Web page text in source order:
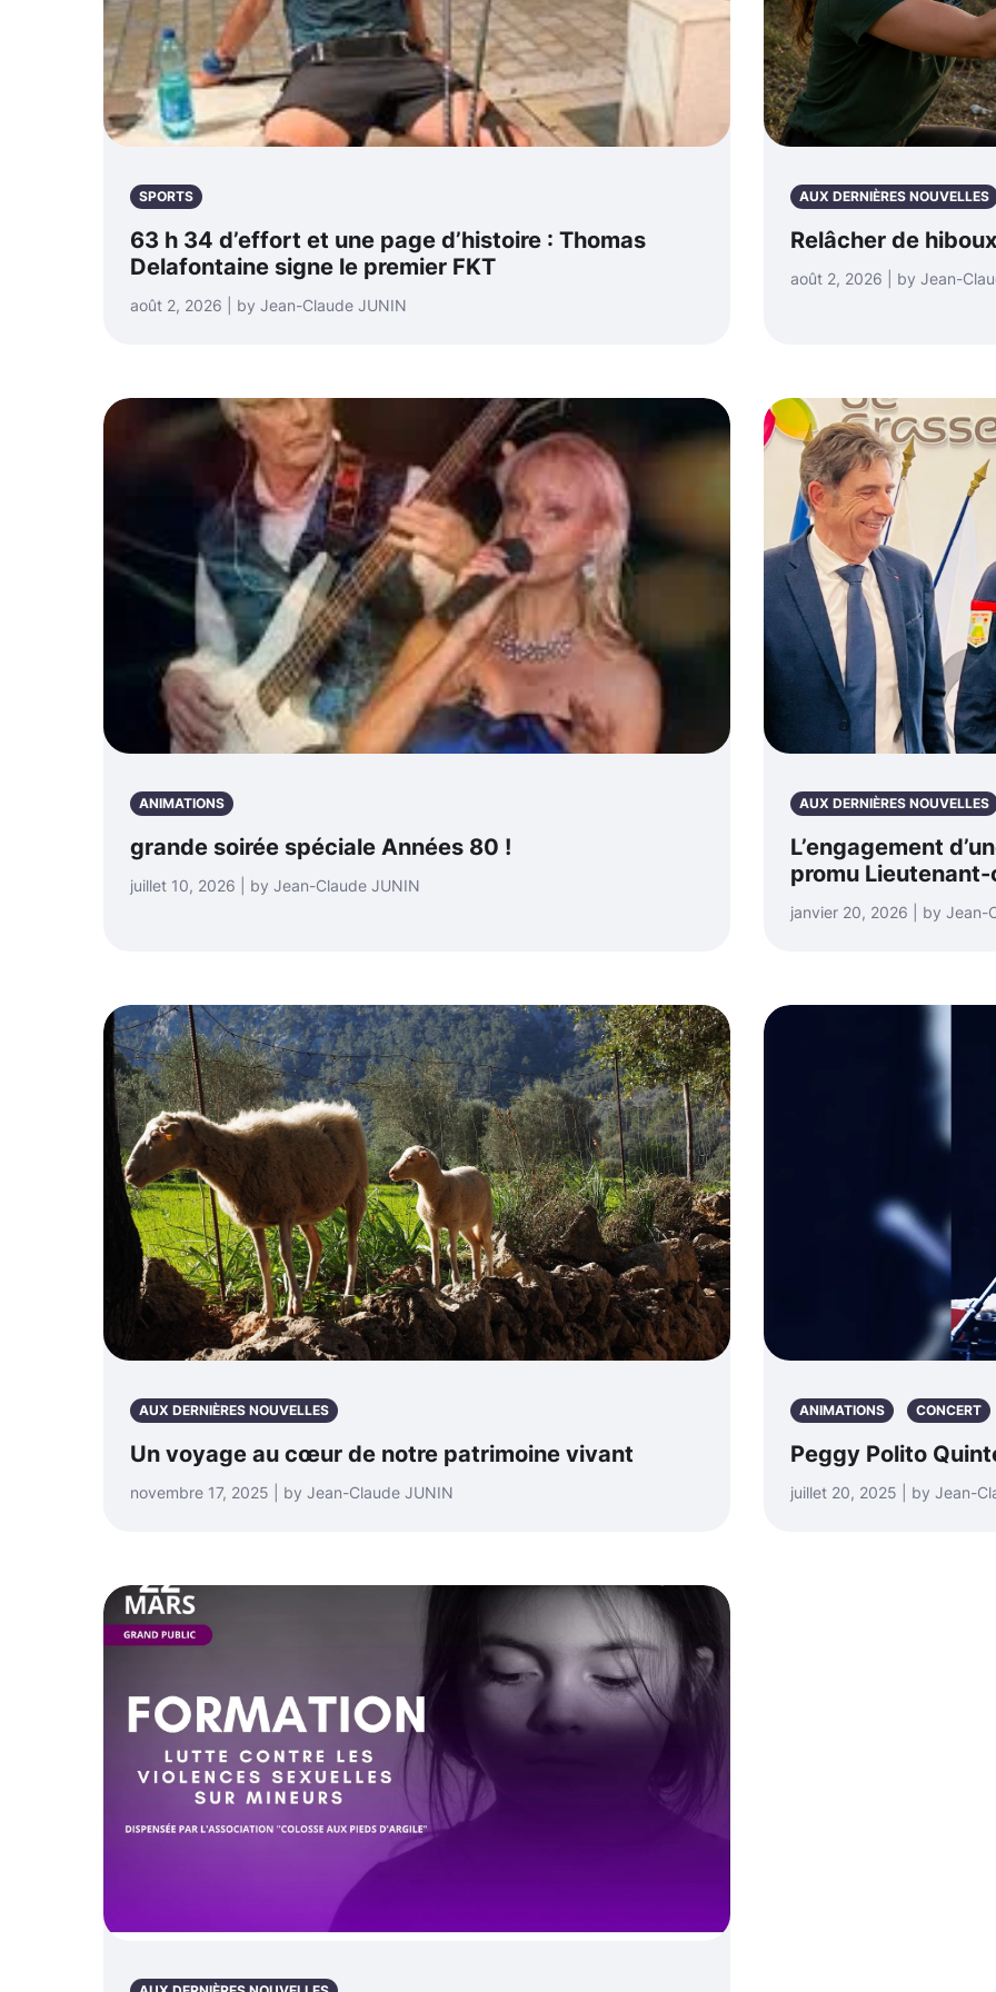
SPORTS
63 h 34 d’effort et une page d’histoire : Thomas
Delafontaine signe le premier FKT
août 2, 2026 | by Jean-Claude JUNIN
AUX DERNIÈRES NOUVELLES
Relâcher de
août 2, 2026 | by Jean-
ANIMATIONS
grande soirée spéciale Années 80 !
juillet 10, 2026 | by Jean-Claude JUNIN
AUX DERNIÈRES NOUVELLES
L’engagement
promu
janvier 20, 2026 | by Jean-
AUX DERNIÈRES NOUVELLES
Un voyage au cœur de notre patrimoine vivant
novembre 17, 2025 | by Jean-Claude JUNIN
ANIMATIONS CONCERT
Peggy Polito
juillet 20, 2025 | by Jean-